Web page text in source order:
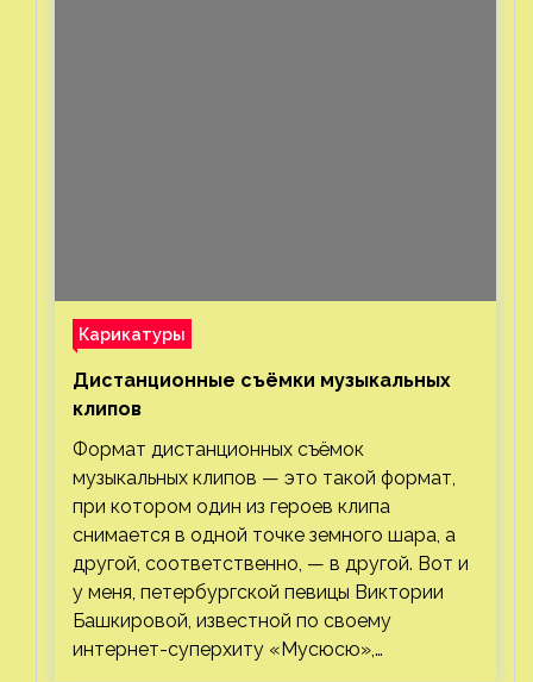
Карикатуры
Дистанционные съёмки музыкальных
клипов⁠⁠
Формат дистанционных съёмок
музыкальных клипов — это такой формат,
при котором один из героев клипа
снимается в одной точке земного шара, а
другой, соответственно, — в другой. Вот и
у меня, петербургской певицы Виктории
Башкировой, известной по своему
интернет-суперхиту «Мусюсю»,…